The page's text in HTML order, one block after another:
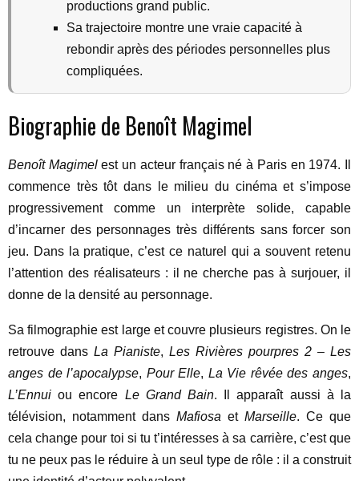
productions grand public.
Sa trajectoire montre une vraie capacité à
rebondir après des périodes personnelles plus
compliquées.
Biographie de Benoît Magimel
Benoît Magimelest un acteur français né à Paris en 1974. Il
commence très tôt dans le milieu du cinéma et s’impose
progressivement comme un interprète solide, capable
d’incarner des personnages très différents sans forcer son
jeu. Dans la pratique, c’est ce naturel qui a souvent retenu
l’attention des réalisateurs : il ne cherche pas à surjouer, il
donne de la densité au personnage.
Sa filmographie est large et couvre plusieurs registres. On le
retrouve dans La Pianiste, Les Rivières pourpres 2 – Les
anges de l’apocalypse, Pour Elle, La Vie rêvée des anges,
L’Ennui ou encore Le Grand Bain. Il apparaît aussi à la
télévision, notamment dans Mafiosa et Marseille. Ce que
cela change pour toi si tu t’intéresses à sa carrière, c’est que
tu ne peux pas le réduire à un seul type de rôle : il a construit